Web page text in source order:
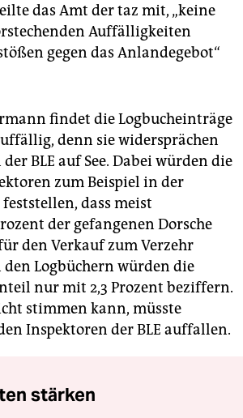
das Amt der taz mit, „keine
Auffälligkeiten
gegen das Anlandegebot“
findet die Logbucheinträge
denn sie widersprächen
BLE auf See. Dabei würden die
zum Beispiel in der
dass meist
der gefangenen Dorsche
den Verkauf zum Verzehr
den Logbüchern würden die
nur mit 2,3 Prozent beziffern.
stimmen kann, müsste
Inspektoren der BLE auffallen.
stärken